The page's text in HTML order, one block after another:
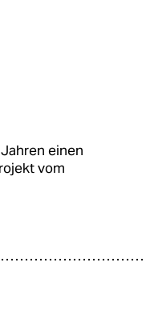
einen
vom